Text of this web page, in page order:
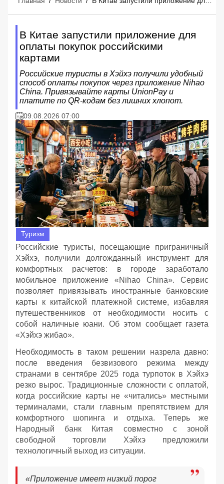
В Китае запустили приложение для
оплаты покупок российскими
картами
Российские туристы в Хэйхэ получили удобный
способ оплаты покупок через приложение Nihao
China. Привязывайте карты UnionPay и
платите по QR-кодам без лишних хлопот.
09.08.2026 07:00
Туризм
Российские туристы, посещающие приграничный
Хэйхэ, получили долгожданный инструмент для
комфортных расчетов: в городе заработало
мобильное приложение «Nihao China». Сервис
позволяет привязывать иностранные банковские
карты к китайской платежной системе, избавляя
путешественников от необходимости носить с
собой наличные юани. Об этом сообщает газета
«Хэйхэ жибао».
Необходимость в таком решении назрела давно:
после введения безвизового режима между
странами в сентябре 2025 года турпоток в Хэйхэ
резко вырос. Традиционные сложности с оплатой,
когда российские карты не «читались» местными
терминалами, стали главным препятствием для
комфортного шопинга и отдыха. Теперь же
Народный банк Китая совместно с зоной
свободной торговли Хэйхэ предложили
технологичный выход из ситуации.
«Приложение имеет низкий порог